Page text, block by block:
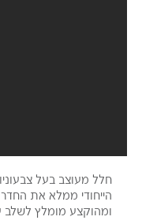
חלל מעוצב בעל
הייחודי ממלא את
ומהוקצע מומלץ לשלב